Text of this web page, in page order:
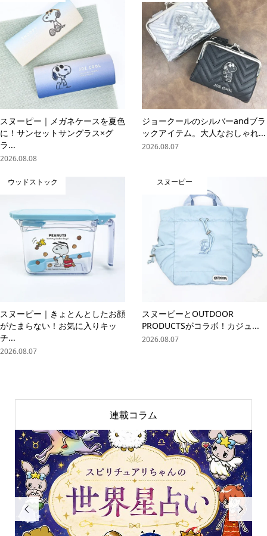
スヌーピー｜メガネケースを夏色
に！サンセットサングラス×グ
ラ...
2026.08.08
ジョークールのシルバーandブラ
ックアイテム。大人なおしゃれ...
2026.08.07
ウッドストック
スヌーピー｜きょとんとしたお顔
がたまらない！お気に入りキッ
チ...
2026.08.07
スヌーピー
スヌーピーとOUTDOOR
PRODUCTSがコラボ！カジュ...
2026.08.07
連載コラム
 